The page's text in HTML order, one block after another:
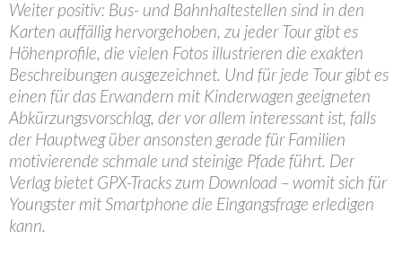
Weiter positiv: Bus- und Bahnhaltestellen sind in den
Karten auffällig hervorgehoben, zu jeder Tour gibt es
Höhenprofile, die vielen Fotos illustrieren die exakten
Beschreibungen ausgezeichnet. Und für jede Tour gibt es
einen für das Erwandern mit Kinderwagen geeigneten
Abkürzungsvorschlag, der vor allem interessant ist, falls
der Hauptweg über ansonsten gerade für Familien
motivierende schmale und steinige Pfade führt. Der
Verlag bietet GPX-Tracks zum Download – womit sich für
Youngster mit Smartphone die Eingangsfrage erledigen
kann.